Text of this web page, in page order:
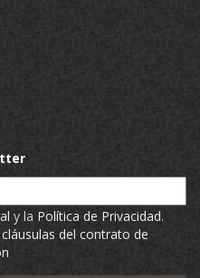
y la Política de Privacidad.
del contrato de